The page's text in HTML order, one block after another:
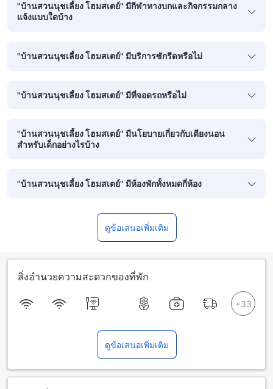
"บ้านสวนนุชเลี้ยง โฮมสเตย์" มีกีฬาทางบกและกิจกรรมกลาง
แจ้งแบบใดบ้าง
"บ้านสวนนุชเลี้ยง โฮมสเตย์" มีบริการซักรีดหรือไม่
"บ้านสวนนุชเลี้ยง โฮมสเตย์" มีที่จอดรถหรือไม่
"บ้านสวนนุชเลี้ยง โฮมสเตย์" มีนโยบายเกี่ยวกับเตียงนอน
สำหรับเด็กอย่างไรบ้าง
"บ้านสวนนุชเลี้ยง โฮมสเตย์" มีห้องพักทั้งหมดกี่ห้อง
ดูข้อเสนอเพิ่มเติม
สิ่งอำนวยความสะดวกของที่พัก
ดูข้อเสนอเพิ่มเติม